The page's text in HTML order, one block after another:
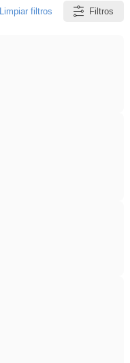
Limpiar filtros Filtros